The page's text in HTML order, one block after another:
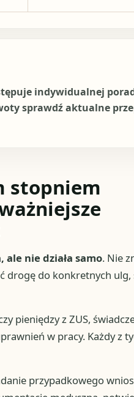
indywidualnej
sprawdź aktualne
stopniem
nie działa samo. Nie
do konkretnych ulg,
pieniędzy z ZUS,
w pracy. Każdy z
przypadkowego